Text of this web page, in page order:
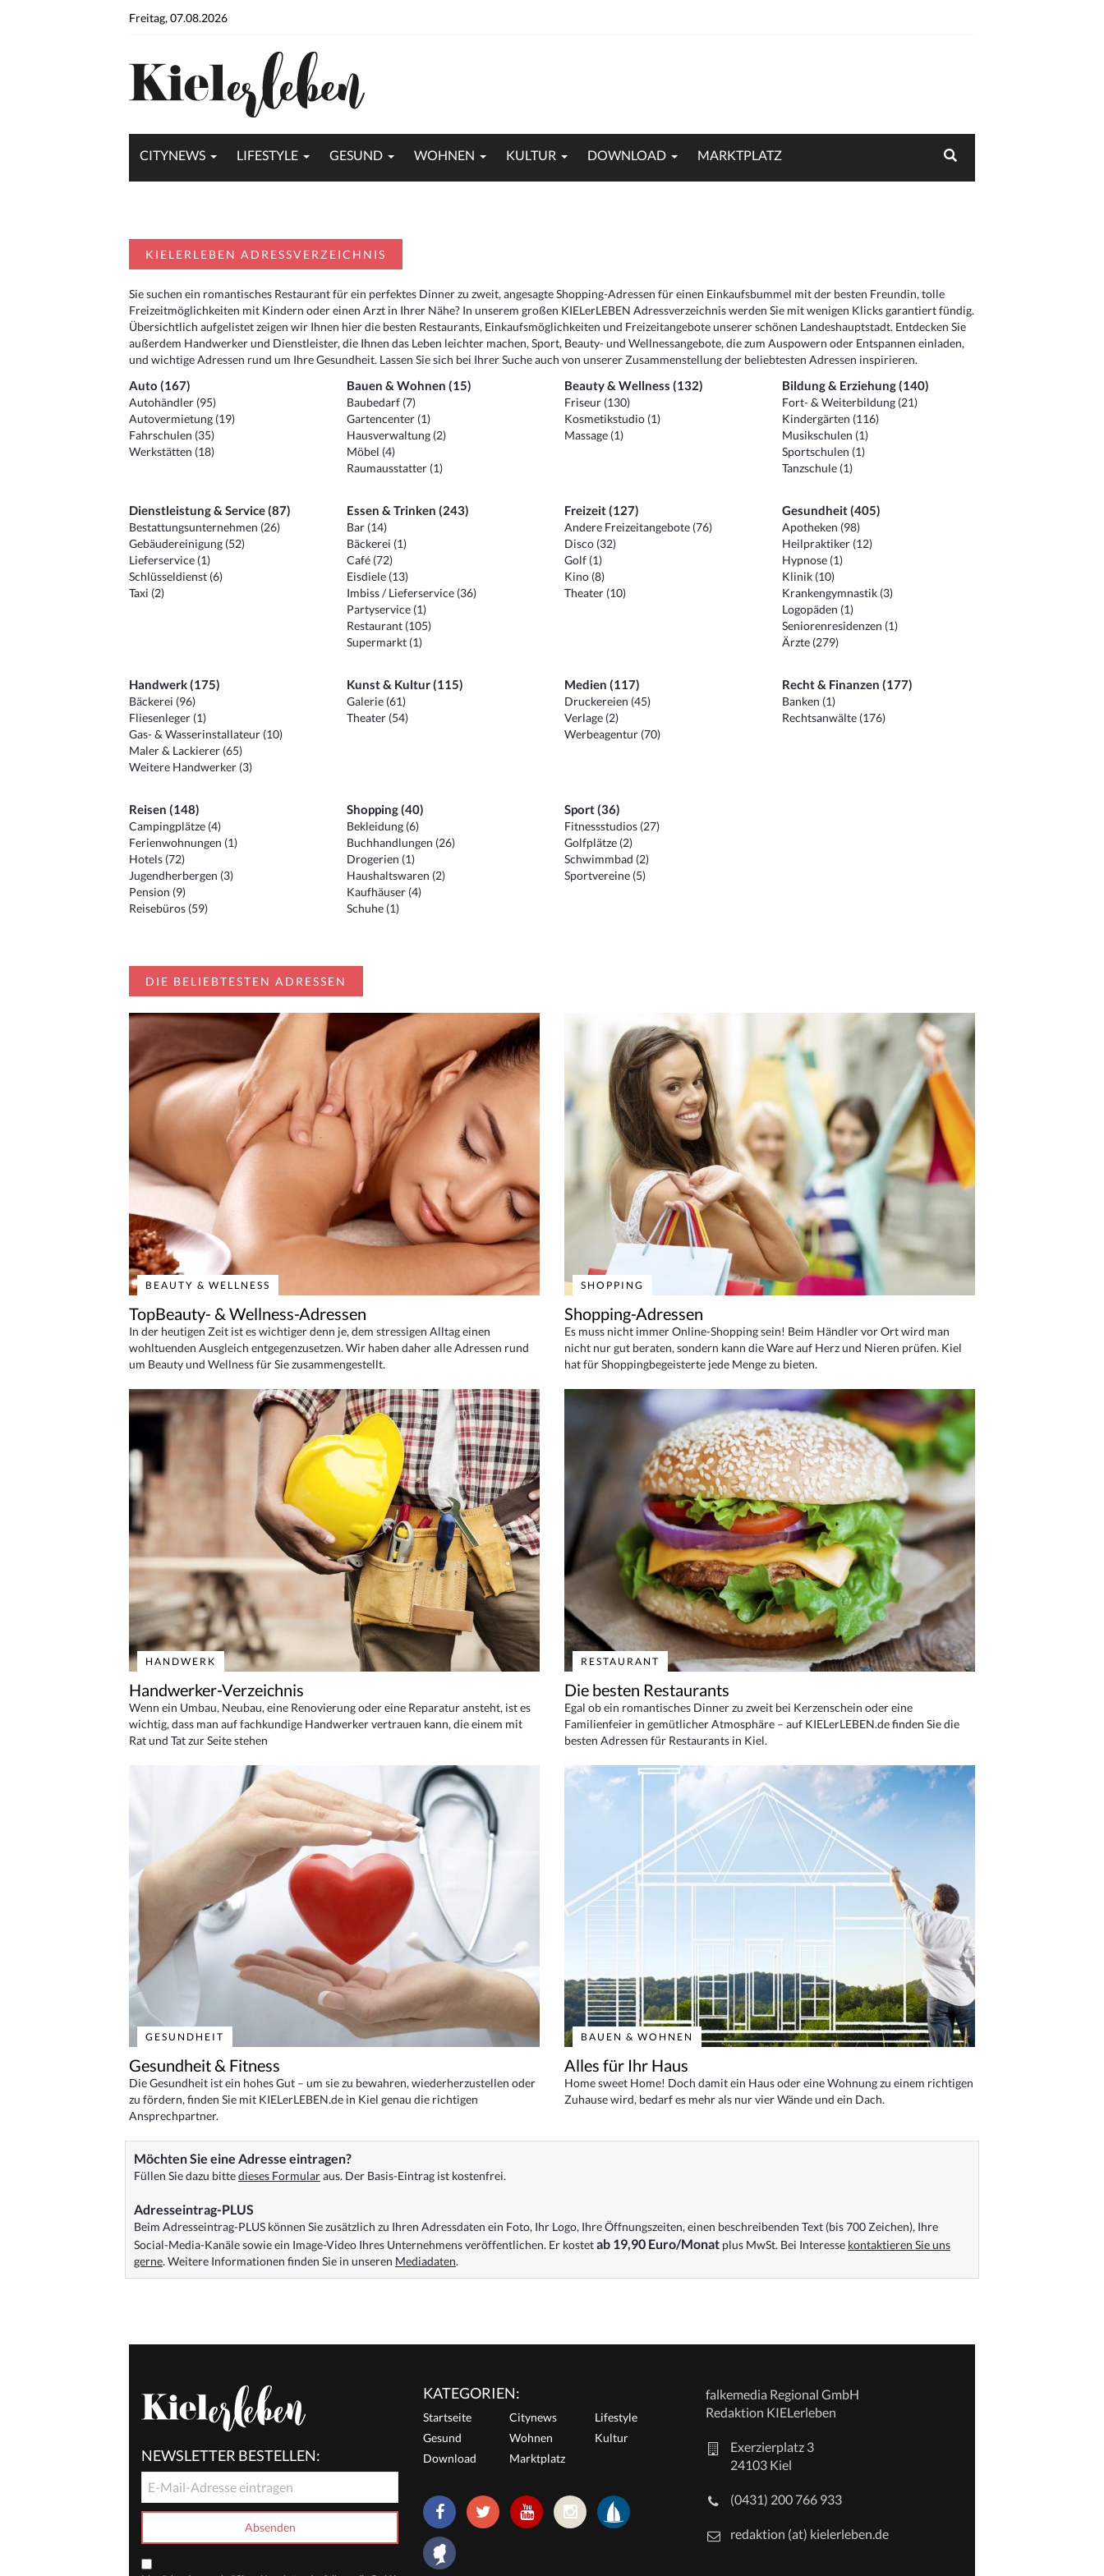
Freitag, 07.08.2026
CITYNEWS LIFESTYLE GESUND WOHNEN KULTUR DOWNLOAD MARKTPLATZ
KIELERLEBEN ADRESSVERZEICHNIS
Sie suchen ein romantisches Restaurant für ein perfektes Dinner zu zweit, angesagte Shopping-Adressen für einen Einkaufsbummel mit der besten Freundin, tolle
Freizeitmöglichkeiten mit Kindern oder einen Arzt in Ihrer Nähe? In unserem großen KIELerLEBEN Adressverzeichnis werden Sie mit wenigen Klicks garantiert fündig.
Übersichtlich aufgelistet zeigen wir Ihnen hier die besten Restaurants, Einkaufsmöglichkeiten und Freizeitangebote unserer schönen Landeshauptstadt. Entdecken Sie
außerdem Handwerker und Dienstleister, die Ihnen das Leben leichter machen, Sport, Beauty- und Wellnessangebote, die zum Auspowern oder Entspannen einladen,
und wichtige Adressen rund um Ihre Gesundheit. Lassen Sie sich bei Ihrer Suche auch von unserer Zusammenstellung der beliebtesten Adressen inspirieren.
Auto (167)
Autohändler (95)
Autovermietung (19)
Fahrschulen (35)
Werkstätten (18)
Bauen & Wohnen (15)
Baubedarf (7)
Gartencenter (1)
Hausverwaltung (2)
Möbel (4)
Raumausstatter (1)
Beauty & Wellness (132)
Friseur (130)
Kosmetikstudio (1)
Massage (1)
Bildung & Erziehung (140)
Fort- & Weiterbildung (21)
Kindergärten (116)
Musikschulen (1)
Sportschulen (1)
Tanzschule (1)
Dienstleistung & Service (87)
Bestattungsunternehmen (26)
Gebäudereinigung (52)
Lieferservice (1)
Schlüsseldienst (6)
Taxi (2)
Essen & Trinken (243)
Bar (14)
Bäckerei (1)
Café (72)
Eisdiele (13)
Imbiss / Lieferservice (36)
Partyservice (1)
Restaurant (105)
Supermarkt (1)
Freizeit (127)
Andere Freizeitangebote (76)
Disco (32)
Golf (1)
Kino (8)
Theater (10)
Gesundheit (405)
Apotheken (98)
Heilpraktiker (12)
Hypnose (1)
Klinik (10)
Krankengymnastik (3)
Logopäden (1)
Seniorenresidenzen (1)
Ärzte (279)
Handwerk (175)
Bäckerei (96)
Fliesenleger (1)
Gas- & Wasserinstallateur (10)
Maler & Lackierer (65)
Weitere Handwerker (3)
Kunst & Kultur (115)
Galerie (61)
Theater (54)
Medien (117)
Druckereien (45)
Verlage (2)
Werbeagentur (70)
Recht & Finanzen (177)
Banken (1)
Rechtsanwälte (176)
Reisen (148)
Campingplätze (4)
Ferienwohnungen (1)
Hotels (72)
Jugendherbergen (3)
Pension (9)
Reisebüros (59)
Shopping (40)
Bekleidung (6)
Buchhandlungen (26)
Drogerien (1)
Haushaltswaren (2)
Kaufhäuser (4)
Schuhe (1)
Sport (36)
Fitnessstudios (27)
Golfplätze (2)
Schwimmbad (2)
Sportvereine (5)
DIE BELIEBTESTEN ADRESSEN
BEAUTY & WELLNESS
TopBeauty- & Wellness-Adressen
In der heutigen Zeit ist es wichtiger denn je, dem stressigen Alltag einen
wohltuenden Ausgleich entgegenzusetzen. Wir haben daher alle Adressen rund
um Beauty und Wellness für Sie zusammengestellt.
SHOPPING
Shopping-Adressen
Es muss nicht immer Online-Shopping sein! Beim Händler vor Ort wird man
nicht nur gut beraten, sondern kann die Ware auf Herz und Nieren prüfen. Kiel
hat für Shoppingbegeisterte jede Menge zu bieten.
HANDWERK
Handwerker-Verzeichnis
Wenn ein Umbau, Neubau, eine Renovierung oder eine Reparatur ansteht, ist es
wichtig, dass man auf fachkundige Handwerker vertrauen kann, die einem mit
Rat und Tat zur Seite stehen
RESTAURANT
Die besten Restaurants
Egal ob ein romantisches Dinner zu zweit bei Kerzenschein oder eine
Familienfeier in gemütlicher Atmosphäre – auf KIELerLEBEN.de finden Sie die
besten Adressen für Restaurants in Kiel.
GESUNDHEIT
Gesundheit & Fitness
Die Gesundheit ist ein hohes Gut – um sie zu bewahren, wiederherzustellen oder
zu fördern, finden Sie mit KIELerLEBEN.de in Kiel genau die richtigen
Ansprechpartner.
BAUEN & WOHNEN
Alles für Ihr Haus
Home sweet Home! Doch damit ein Haus oder eine Wohnung zu einem richtigen
Zuhause wird, bedarf es mehr als nur vier Wände und ein Dach.
Möchten Sie eine Adresse eintragen?
Füllen Sie dazu bittedieses Formularaus. Der Basis-Eintrag ist kostenfrei.
Adresseintrag-PLUS
Beim Adresseintrag-PLUS können Sie zusätzlich zu Ihren Adressdaten ein Foto, Ihr Logo, Ihre Öffnungszeiten, einen beschreibenden Text (bis 700 Zeichen), Ihre
Social-Media-Kanäle sowie ein Image-Video Ihres Unternehmens veröffentlichen. Er kostetab 19,90 Euro/Monat plus MwSt. Bei Interesse kontaktieren Sie uns
gerne. Weitere Informationen finden Sie in unseren Mediadaten.
NEWSLETTER BESTELLEN:
KATEGORIEN:
Startseite Citynews
Lifestyle
Gesund
Wohnen
Kultur
Download
Marktplatz
falkemedia Regional GmbH
Redaktion KIELerleben
Exerzierplatz 3
24103 Kiel
(0431) 200 766 933
redaktion (at) kielerleben.de